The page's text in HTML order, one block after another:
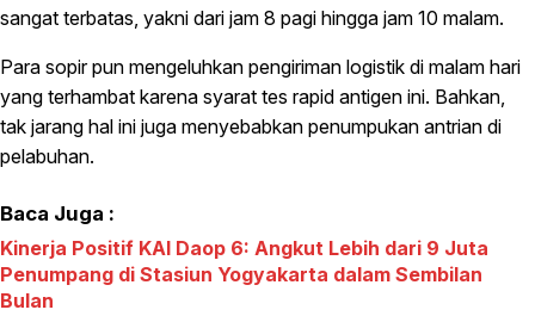
sangat terbatas, yakni dari jam 8 pagi hingga jam 10 malam.
Para sopir pun mengeluhkan pengiriman logistik di malam hari
yang terhambat karena syarat tes rapid antigen ini. Bahkan,
tak jarang hal ini juga menyebabkan penumpukan antrian di
pelabuhan.
Baca Juga :
Kinerja Positif KAI Daop 6: Angkut Lebih dari 9 Juta
Penumpang di Stasiun Yogyakarta dalam Sembilan
Bulan